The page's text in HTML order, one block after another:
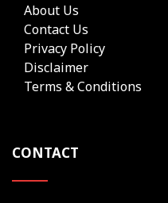
About Us
Contact Us
Privacy Policy
Disclaimer
Terms & Conditions
CONTACT